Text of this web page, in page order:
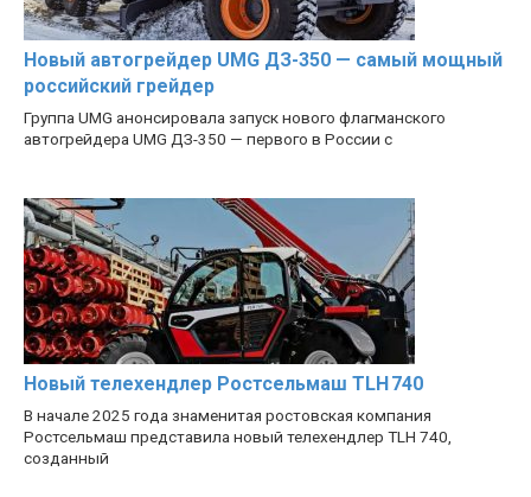
Новый автогрейдер UMG ДЗ-350 — самый мощный
российский грейдер
Группа UMG анонсировала запуск нового флагманского
автогрейдера UMG ДЗ-350 — первого в России с
Новый телехендлер Ростсельмаш TLH 740
В начале 2025 года знаменитая ростовская компания
Ростсельмаш представила новый телехендлер TLH 740,
созданный